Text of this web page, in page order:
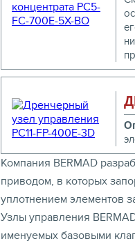
Компания BERMAD
приводом, в которых
уплотнением элементов
Узлы управления
именуемых базовыми